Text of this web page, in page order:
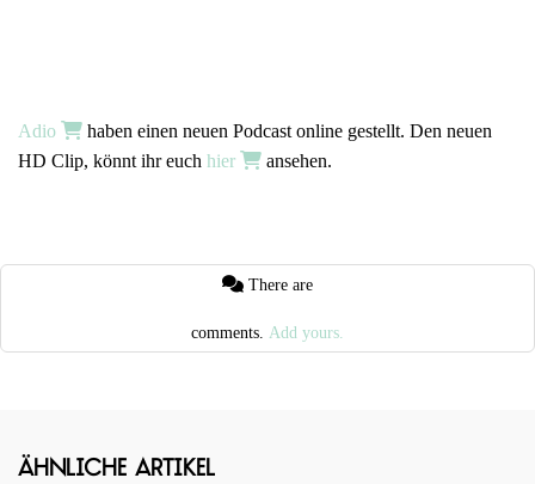
Adio
haben einen neuen Podcast online gestellt. Den neuen
HD Clip, könnt ihr euch hier ansehen.
comments. Add yours.
Ähnliche Artikel